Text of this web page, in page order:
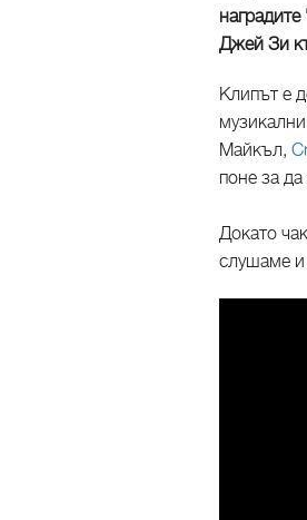
Джей Зи
Клипът е
Майкъл,
поне за
Докато
слушаме и